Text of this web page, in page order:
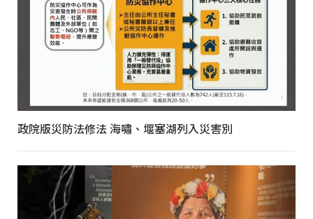
政院版災防法修法 海嘯、堰塞湖列入災害別